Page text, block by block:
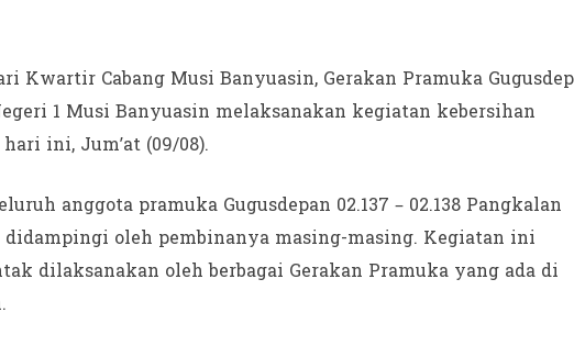
Kwartir Cabang Musi Banyuasin, Gerakan Pramuka
1 Musi Banyuasin melaksanakan kegiatan kebersihan
ini, Jum’at (09/08).
anggota pramuka Gugusdepan 02.137 – 02.138 Pangkalan
didampingi oleh pembinanya masing-masing. Kegiatan ini
dilaksanakan oleh berbagai Gerakan Pramuka yang ada di